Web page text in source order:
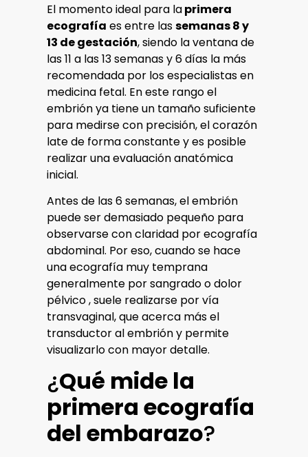
El momento ideal para laprimera
ecografía es entre lassemanas 8 y
13 de gestación, siendo la ventana de
las 11 a las 13 semanas y 6 días la más
recomendada por los especialistas en
medicina fetal. En este rango el
embrión ya tiene un tamaño suficiente
para medirse con precisión, el corazón
late de forma constante y es posible
realizar una evaluación anatómica
inicial.
Antes de las 6 semanas, el embrión
puede ser demasiado pequeño para
observarse con claridad por ecografía
abdominal. Por eso, cuando se hace
una ecografía muy temprana
generalmente por sangrado o dolor
pélvico , suele realizarse por vía
transvaginal, que acerca más el
transductor al embrión y permite
visualizarlo con mayor detalle.
¿Qué mide la
primera ecografía
del embarazo?